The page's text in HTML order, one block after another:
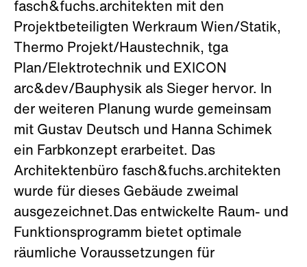
fasch&fuchs.architekten mit den
Projektbeteiligten Werkraum Wien/Statik,
Thermo Projekt/Haustechnik, tga
Plan/Elektrotechnik und EXICON
arc&dev/Bauphysik als Sieger hervor. In
der weiteren Planung wurde gemeinsam
mit Gustav Deutsch und Hanna Schimek
ein Farbkonzept erarbeitet. Das
Architektenbüro fasch&fuchs.architekten
wurde für dieses Gebäude zweimal
ausgezeichnet.Das entwickelte Raum- und
Funktionsprogramm bietet optimale
räumliche Voraussetzungen für